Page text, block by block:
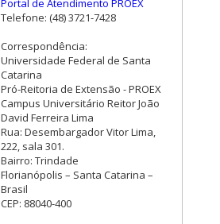
Portal de Atendimento PROEX
Telefone: (48) 3721-7428
Correspondência:
Universidade Federal de Santa
Catarina
Pró-Reitoria de Extensão - PROEX
Campus Universitário Reitor João
David Ferreira Lima
Rua: Desembargador Vitor Lima,
222, sala 301.
Bairro: Trindade
Florianópolis – Santa Catarina –
Brasil
CEP: 88040-400